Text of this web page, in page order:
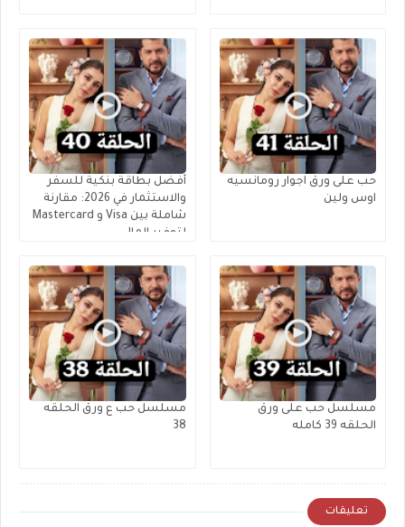
حب على ورق اجوار رومانسيه
اوس ولين
أفضل بطاقة بنكية للسفر
والاستثمار في 2026: مقارنة
شاملة بين Visa و Mastercard
لتوفير المال
مسلسل حب على ورق
الحلقه 39 كامله
مسلسل حب ع ورق الحلقه
38
تعليقات